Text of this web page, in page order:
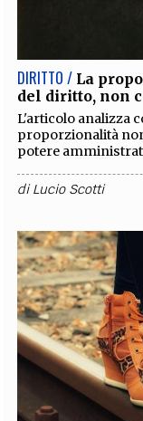
DIRITTO / La
del diritto, non
L'articolo analizza
proporzionalità
potere
diLucio Scotti